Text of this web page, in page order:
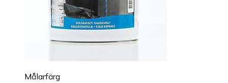
Målarfärg